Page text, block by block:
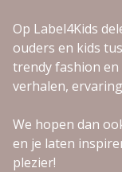
Op Label4Kids
ouders en kids
trendy fashion
verhalen,
We hopen dan
en je laten
plezier!